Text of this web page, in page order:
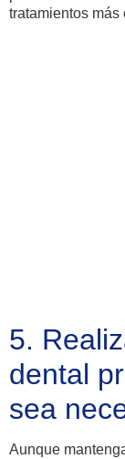
tratamientos más
5.
dental
sea
Aunque